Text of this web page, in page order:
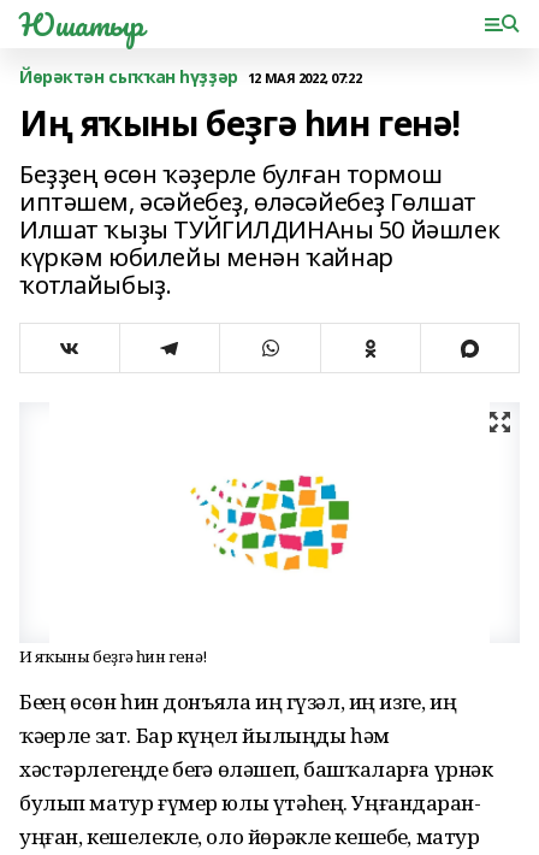
Юшатыр
Йөрәктән сыҡҡан һүҙҙәр 12 МАЯ 2022, 07:22
Иң яҡыны беҙгә һин генә!
Беҙҙең өсөн ҡәҙерле булған тормош
иптәшем, әсәйебеҙ, өләсәйебеҙ Гөлшат
Илшат ҡыҙы ТУЙГИЛДИНАны 50 йәшлек
күркәм юбилейы менән ҡайнар
ҡотлайыбыҙ.
Иң яҡыны беҙгә һин генә!
Беҙҙең өсөн һин донъяла иң гүзәл, иң изге, иң
ҡәҙерле зат. Бар күңел йылыңды һәм
хәстәрлегеңде беҙгә өләшеп, башҡаларға үрнәк
булып матур ғүмер юлы үтәһең. Уңғандарҙан-
уңған, кешелекле, оло йөрәкле кешебеҙ, матур